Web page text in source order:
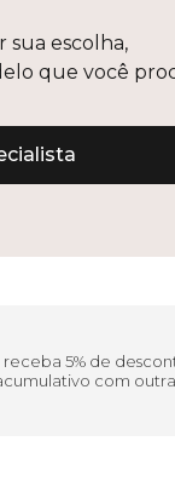
sua escolha,
que você
5% de
com